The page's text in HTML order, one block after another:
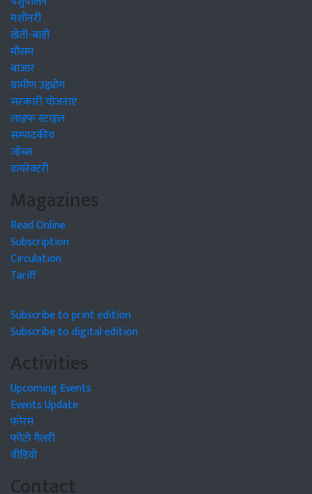
मशीनरी
खेती-बाड़ी
मौसम
बाजार
ग्रामीण उद्द्योग
सरकारी योजनाएं
लाइफ स्टाइल
सम्पादकीय
जॉब्स
डायरेक्टरी
Magazines
Read Online
Subscription
Circulation
Tariff
Subscribe to print edition
Subscribe to digital edition
Activities
Upcoming Events
Events Update
फोरम
फोटो गैलरी
वीडियो
Contact